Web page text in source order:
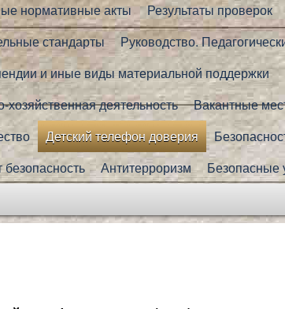
нормативные акты Результаты проверок
стандарты
Руководство.
и иные виды материальной поддержки
хозяйственная деятельность
Вакантные
Детский телефон доверия
безопасность Антитерроризм
Безопасные